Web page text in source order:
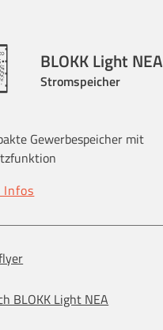
BLOKK Light NEA
Stromspeicher
Gewerbespeicher mit
BLOKK Light NEA